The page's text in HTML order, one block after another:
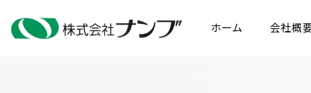
ホーム 会社概